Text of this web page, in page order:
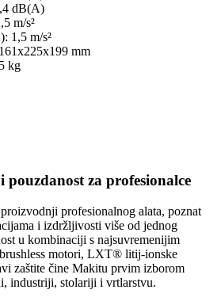
dB(A)
m/s²
1,5 m/s²
mm
kg
za profesionalce
profesionalnog alata, poznat
i izdržljivosti više od jednog
u kombinaciji s najsuvremenijim
motori, LXT® litij-ionske
zaštite čine Makitu prvim izborom
industriji, stolariji i vrtlarstvu.